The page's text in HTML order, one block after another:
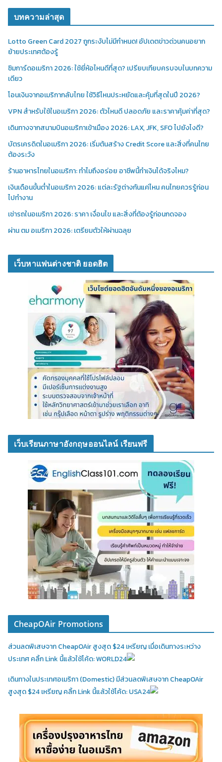
บทความล่าสุด
Lotto Green Card 2027 ถูกระงับไม่มีกำหนด! อัปเดตข่าวด่วนคนอยาก
ย้ายประเทศต้องรู้
ซิมการ์ดอเมริกา 2026: ใช้ยี่ห้อไหนดีที่สุด? เปรียบเทียบครบจบในบทความ
เดียว
โอนเงินจากอเมริกากลับไทย ใช้วิธีไหนประหยัดและคุ้มที่สุดในปี 2026?
VPN สำหรับใช้ในอเมริกา 2026: ตัวไหนดี ปลอดภัย และราคาคุ้มค่าที่สุด?
เดินทางจากสนามบินอเมริกาเข้าเมือง 2026: LAX, JFK, SFO ไปยังไงดี?
บัตรเครดิตในอเมริกา 2026: เริ่มต้นสร้าง Credit Score และสิ่งที่คนไทย
ต้องระวัง
ร้านอาหารไทยในอเมริกา: ทำไมถึงอร่อย อาชีพนี้ทำเงินได้จริงไหม?
เงินเดือนขั้นต่ำในอเมริกา 2026: แต่ละรัฐต่างกันแค่ไหน คนไทยควรรู้ก่อน
ไปทำงาน
เช่ารถในอเมริกา 2026: ราคา เงื่อนไข และสิ่งที่ต้องรู้ก่อนกดจอง
ผ่าน ตม อเมริกา 2026: เตรียมตัวให้ผ่านฉลุย
เว็บหาแฟนต่างชาติ ยอดฮิต
เว็บเรียนภาษาอังกฤษออนไลน์ เรียนฟรี
CheapOAir Promotions
ส่วนลดพิเสษจาก CheapOAir สูงสุด $24 เหรียญ เมื่อเดินทางระหว่าง
ประเทศ คลิ้ก Link นี้แล้วใช้โค้ด: WORLD24
เดินทางในประเทศอเมริกา (Domestic)มีส่วนลดพิเสษจาก CheapOAir
สูงสุด $24 เหรียญ คลิ้ก Link นี้แล้วใช้โค้ด: USA24